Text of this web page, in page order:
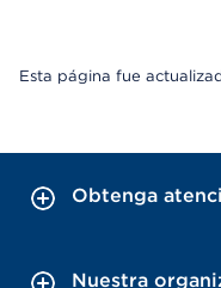
Esta página fue
Obtenga
Nuestra